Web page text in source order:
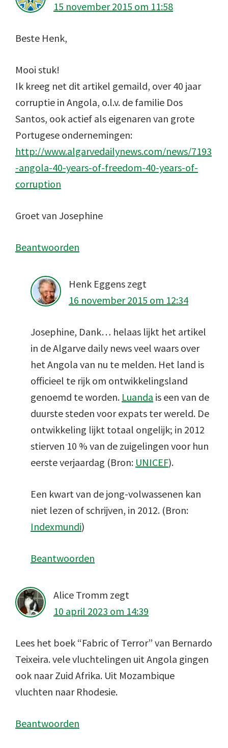
15 november 2015 om 11:58
Beste Henk,
Mooi stuk!
Ik kreeg net dit artikel gemaild, over 40 jaar
corruptie in Angola, o.l.v. de familie Dos
Santos, ook actief als eigenaren van grote
Portugese ondernemingen:
http://www.algarvedailynews.com/news/7193
-angola-40-years-of-freedom-40-years-of-
corruption
Groet van Josephine
Beantwoorden
Henk Eggens zegt
16 november 2015 om 12:34
Josephine, Dank… helaas lijkt het artikel
in de Algarve daily news veel waars over
het Angola van nu te melden. Het land is
officieel te rijk om ontwikkelingsland
genoemd te worden. Luanda is een van de
duurste steden voor expats ter wereld. De
ontwikkeling lijkt totaal ongelijk; in 2012
stierven 10 % van de zuigelingen voor hun
eerste verjaardag (Bron: UNICEF).
Een kwart van de jong-volwassenen kan
niet lezen of schrijven, in 2012. (Bron:
Indexmundi)
Beantwoorden
Alice Tromm zegt
10 april 2023 om 14:39
Lees het boek “Fabric of Terror” van Bernardo
Teixeira. vele vluchtelingen uit Angola gingen
ook naar Zuid Afrika. Uit Mozambique
vluchten naar Rhodesie.
Beantwoorden